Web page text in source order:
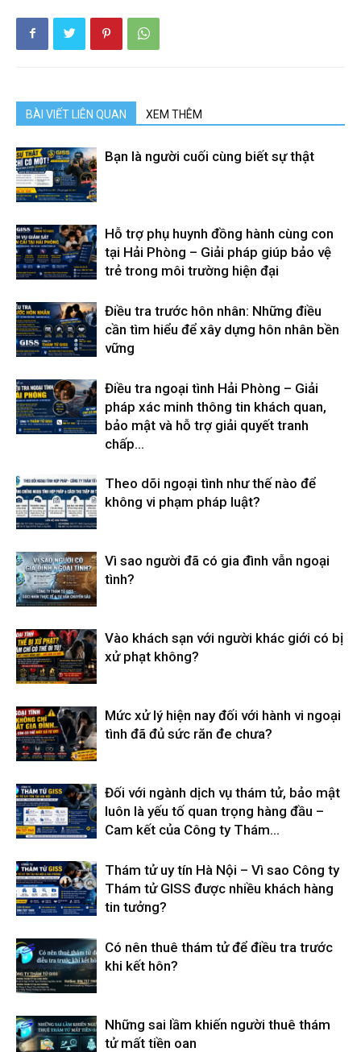
BÀI VIẾT LIÊN QUAN XEM THÊM
Bạn là người cuối cùng biết sự thật
Hỗ trợ phụ huynh đồng hành cùng con
tại Hải Phòng – Giải pháp giúp bảo vệ
trẻ trong môi trường hiện đại
Điều tra trước hôn nhân: Những điều
cần tìm hiểu để xây dựng hôn nhân bền
vững
Điều tra ngoại tình Hải Phòng – Giải
pháp xác minh thông tin khách quan,
bảo mật và hỗ trợ giải quyết tranh
chấp...
Theo dõi ngoại tình như thế nào để
không vi phạm pháp luật?
Vì sao người đã có gia đình vẫn ngoại
tình?
Vào khách sạn với người khác giới có bị
xử phạt không?
Mức xử lý hiện nay đối với hành vi ngoại
tình đã đủ sức răn đe chưa?
Đối với ngành dịch vụ thám tử, bảo mật
luôn là yếu tố quan trọng hàng đầu –
Cam kết của Công ty Thám...
Thám tử uy tín Hà Nội – Vì sao Công ty
Thám tử GISS được nhiều khách hàng
tin tưởng?
Có nên thuê thám tử để điều tra trước
khi kết hôn?
Những sai lầm khiến người thuê thám
tử mất tiền oan